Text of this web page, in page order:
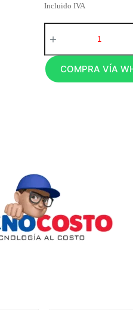
Incluido IVA
COMPRA VÍA